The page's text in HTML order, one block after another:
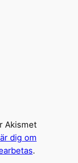
Akismet
dig om
.